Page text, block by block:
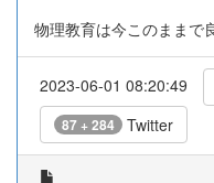
物理教育は今このままで
2023-06-01 08:20:49
87 + 284 Twitter